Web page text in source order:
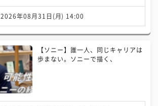
2026年08月31日(月) 14:00
【ソニー】誰一人、同じキャリアは
歩まない。ソニーで描く、